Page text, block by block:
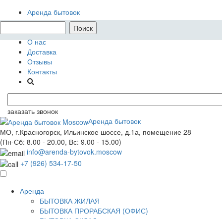
Аренда бытовок
Аренда в МО
Выкупим бытовки
О нас
Доставка
Отзывы
Контакты
заказать звонок
Аренда бытовок
МО, г.Красногорск, Ильинское шоссе, д.1а, помещение 28
(Пн-Сб: 8.00 - 20.00, Вс: 9.00 - 15.00)
info@arenda-bytovok.moscow
+7 (926) 534-17-50
Аренда
БЫТОВКА ЖИЛАЯ
БЫТОВКА ПРОРАБСКАЯ (ОФИС)